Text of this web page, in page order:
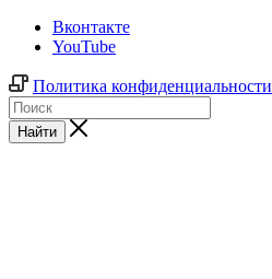
Вконтакте
YouTube
Политика конфиденциальности
Найти